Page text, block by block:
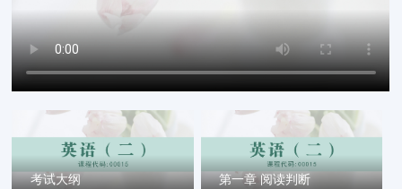
考试大纲 第一章 阅读判断